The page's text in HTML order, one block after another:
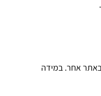
אחר. במידה